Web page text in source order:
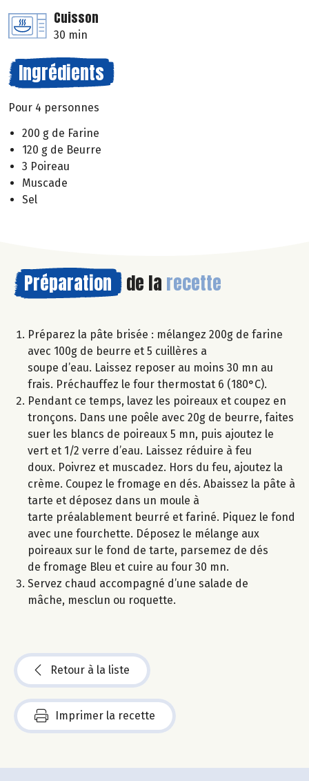
Cuisson
30 min
Ingrédients
Pour 4 personnes
200 g de Farine
120 g de Beurre
3 Poireau
Muscade
Sel
Préparation de la recette
Préparez la pâte brisée : mélangez 200g de farine
avec 100g de beurre et 5 cuillères a
soupe d’eau. Laissez reposer au moins 30 mn au
frais. Préchauffez le four thermostat 6 (180°C).
Pendant ce temps, lavez les poireaux et coupez en
tronçons. Dans une poêle avec 20g de beurre, faites
suer les blancs de poireaux 5 mn, puis ajoutez le
vert et 1/2 verre d’eau. Laissez réduire à feu
doux. Poivrez et muscadez. Hors du feu, ajoutez la
crème. Coupez le fromage en dés. Abaissez la pâte à
tarte et déposez dans un moule à
tarte préalablement beurré et fariné. Piquez le fond
avec une fourchette. Déposez le mélange aux
poireaux sur le fond de tarte, parsemez de dés
de fromage Bleu et cuire au four 30 mn.
Servez chaud accompagné d’une salade de
mâche, mesclun ou roquette.
Retour à la liste
Imprimer la recette